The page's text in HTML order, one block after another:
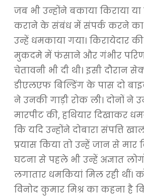
जब भी उन्होंने बकाया किराया या
कराने के संबंध में संपर्क करने का
उन्हें धमकाया गया। किरायेदार
मुकदमे में फंसाने और गंभीर
चेतावनी भी दी थी। इसी दौरान
डीएलएफ बिल्डिंग के पास दो
ने उनकी गाड़ी रोक ली। दोनों ने
मारपीट की, हथियार दिखाकर
कि यदि उन्होंने दोबारा संपत्ति
प्रयास किया तो उन्हें जान से मार
घटना से पहले भी उन्हें अज्ञात
लगातार धमकियां मिल रही थीं।
विनोद कुमार मिश्र का कहना है